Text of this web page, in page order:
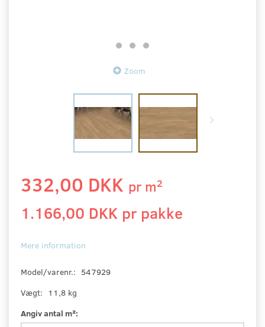
Zoom
332,00 DKK pr m2
1.166,00 DKK pr pakke
Mere information
Model/varenr.: 547929
Vægt:
11,8 kg
Angiv antal m²: